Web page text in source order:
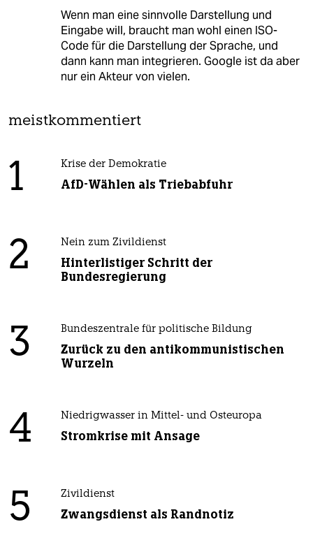
Wenn man eine sinnvolle Darstellung und
Eingabe will, braucht man wohl einen ISO-
Code für die Darstellung der Sprache, und
dann kann man integrieren. Google ist da aber
nur ein Akteur von vielen.
meistkommentiert
1 Krise der Demokratie
AfD-Wählen als Triebabfuhr
2 Nein zum Zivildienst
Hinterlistiger Schritt der
Bundesregierung
3 Bundeszentrale für politische Bildung
Zurück zu den antikommunistischen
Wurzeln
4 Niedrigwasser in Mittel- und Osteuropa
Stromkrise mit Ansage
5 Zivildienst
Zwangsdienst als Randnotiz